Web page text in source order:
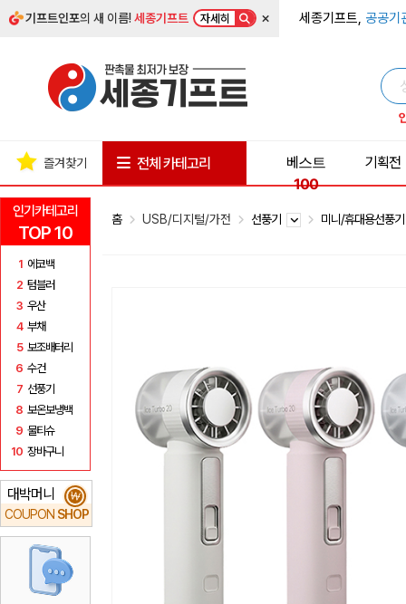
기프트인포의 새 이름!세종기프트 자세히 × 세종기프트, 공공기
인기카테고리
TOP 10
1 에코백
2 텀블러
3 우산
4 부채
5 보조배터리
6 수건
7 선풍기
8 보온보냉백
9 물티슈
10 장바구니
대박머니
COUPON SHOP
₩
즐겨찾기 전체 카테고리
베스트
100
기획전
홈 USB/디지털/가전 선풍기 미니/휴대용선풍